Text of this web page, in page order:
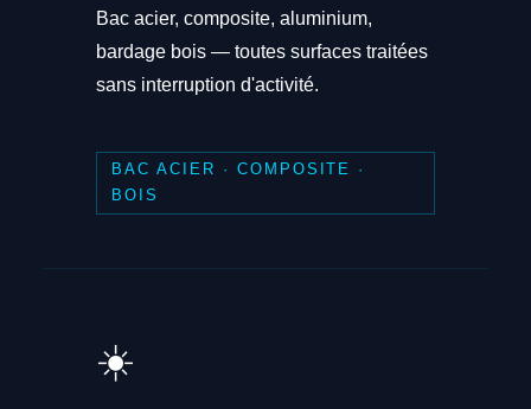
Bac acier, composite, aluminium,
bardage bois — toutes surfaces traitées
sans interruption d'activité.
BAC ACIER · COMPOSITE ·
BOIS
☀️